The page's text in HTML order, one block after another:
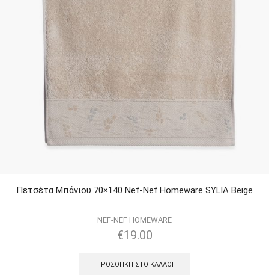
Πετσέτα Μπάνιου 70×140 Nef-Nef Homeware SYLIA Beige
NEF-NEF HOMEWARE
€19.00
ΠΡΟΣΘΉΚΗ ΣΤΟ ΚΑΛΆΘΙ